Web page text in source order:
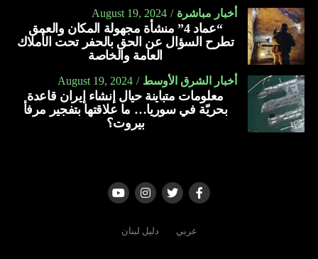
أخبار مباشرة August 19, 2024
“عماد 4” منشأة مجهولة المكان والعمق
تطرح السؤال عن الحق بالحفر تحت الأملاك
العامة والخاصة
أخبار الشرق الأوسط August 19, 2024
معلومات متباينة حيال إنشاء إيران قاعدة
بحريّة في سوريا… ما علاقتها بتفجير مرفأ
بيروت؟
عربي دليل لبنان